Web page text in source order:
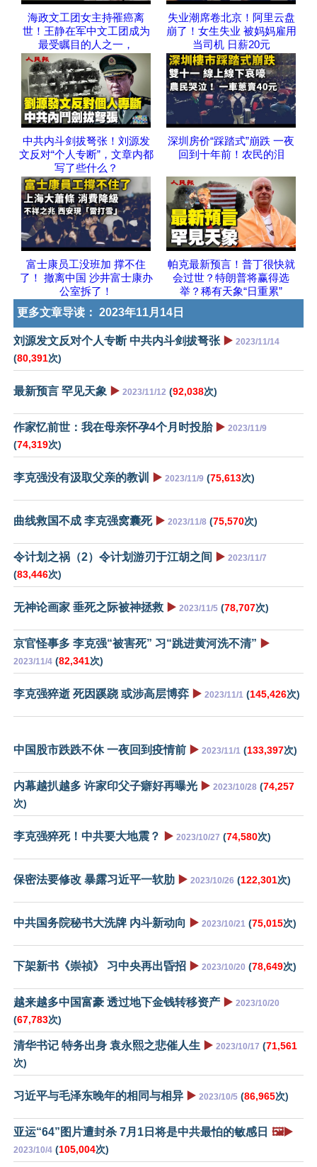
海政文工团女主持罹癌离
世！王静在军中文工团成为
最受瞩目的人之一，
失业潮席卷北京！阿里云盘
崩了！女生失业 被妈妈雇用
当司机 日薪20元
中共内斗剑拔弩张！刘源发
文反对“个人专断”，文章内都
写了些什么？
深圳房价“踩踏式”崩跌 一夜
回到十年前！农民的泪
富士康员工没班加 撑不住
了！ 撤离中国 沙井富士康办
公室拆了！
帕克最新预言！普丁很快就
会过世？特朗普将赢得选
举？稀有天象“日重累”
更多文章导读： 2023年11月14日
刘源发文反对个人专断 中共内斗剑拔弩张 ▶️ 2023/11/14
(80,391次)
最新预言 罕见天象 ▶️ 2023/11/12 (92,038次)
作家忆前世：我在母亲怀孕4个月时投胎 ▶️ 2023/11/9
(74,319次)
李克强没有汲取父亲的教训 ▶️ 2023/11/9 (75,613次)
曲线救国不成 李克强窝囊死 ▶️ 2023/11/8 (75,570次)
令计划之祸（2）令计划游刃于江胡之间 ▶️ 2023/11/7
(83,446次)
无神论画家 垂死之际被神拯救 ▶️ 2023/11/5 (78,707次)
京官怪事多 李克强“被害死” 习“跳进黄河洗不清” ▶️
2023/11/4 (82,341次)
李克强猝逝 死因蹊跷 或涉高层博弈 ▶️ 2023/11/1 (145,426次)
中国股市跌跌不休 一夜回到疫情前 ▶️ 2023/11/1 (133,397次)
内幕越扒越多 许家印父子癖好再曝光 ▶️ 2023/10/28 (74,257
次)
李克强猝死！中共要大地震？ ▶️ 2023/10/27 (74,580次)
保密法要修改 暴露习近平一软肋 ▶️ 2023/10/26 (122,301次)
中共国务院秘书大洗牌 内斗新动向 ▶️ 2023/10/21 (75,015次)
下架新书《崇祯》 习中央再出昏招 ▶️ 2023/10/20 (78,649次)
越来越多中国富豪 透过地下金钱转移资产 ▶️ 2023/10/20
(67,783次)
清华书记 特务出身 袁永熙之悲催人生 ▶️ 2023/10/17 (71,561
次)
习近平与毛泽东晚年的相同与相异 ▶️ 2023/10/5 (86,965次)
亚运“64”图片遭封杀 7月1日将是中共最怕的敏感日 🖼️▶️
2023/10/4 (105,004次)